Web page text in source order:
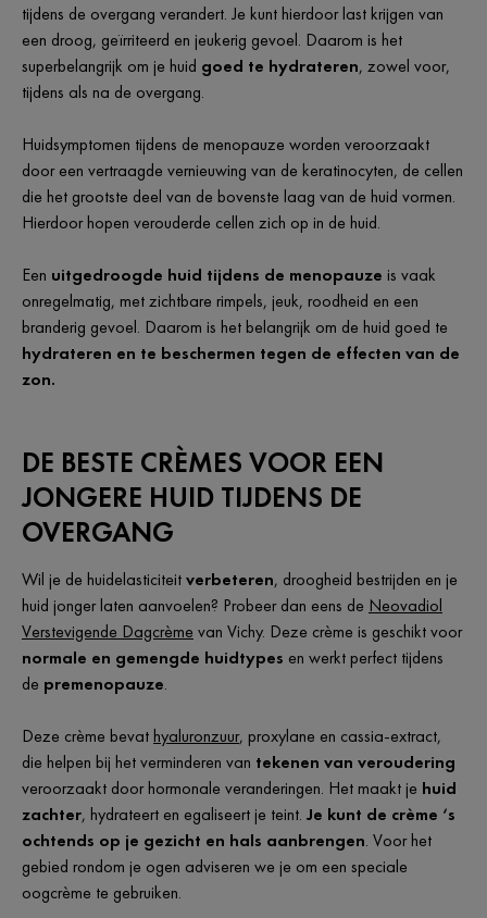
tijdens de overgang verandert. Je kunt hierdoor last krijgen van
een droog, geïrriteerd en jeukerig gevoel. Daarom is het
superbelangrijk om je huid goed te hydrateren, zowel voor,
tijdens als na de overgang.
Huidsymptomen tijdens de menopauze worden veroorzaakt
door een vertraagde vernieuwing van de keratinocyten, de cellen
die het grootste deel van de bovenste laag van de huid vormen.
Hierdoor hopen verouderde cellen zich op in de huid.
Een uitgedroogde huid tijdens de menopauze is vaak
onregelmatig, met zichtbare rimpels, jeuk, roodheid en een
branderig gevoel. Daarom is het belangrijk om de huid goed te
hydrateren en te beschermen tegen de effecten van de
zon.
DE BESTE CRÈMES VOOR EEN
JONGERE HUID TIJDENS DE
OVERGANG
Wil je de huidelasticiteitverbeteren, droogheid bestrijden en je
huid jonger laten aanvoelen? Probeer dan eens de Neovadiol
Verstevigende Dagcrème van Vichy. Deze crème is geschikt voor
normale en gemengde huidtypes en werkt perfect tijdens
de premenopauze.
Deze crème bevathyaluronzuur, proxylane en cassia-extract,
die helpen bij het verminderen van tekenen van veroudering
veroorzaakt door hormonale veranderingen. Het maakt je huid
zachter, hydrateert en egaliseert je teint. Je kunt de crème ‘s
ochtends op je gezicht en hals aanbrengen. Voor het
gebied rondom je ogen adviseren we je om een speciale
oogcrème te gebruiken.